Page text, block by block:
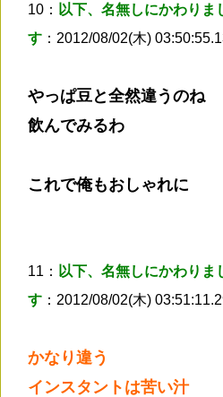
10： 以下、名無しにかわりま
す ：2012/08/02(木)
やっぱ豆と全然違うのね
飲んでみるわ
これで俺もおしゃれに
11： 以下、名無しにかわりま
す ：2012/08/02(木)
かなり違う
インスタントは苦い汁